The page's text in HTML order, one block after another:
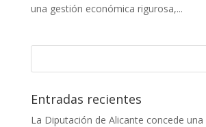
una gestión económica rigurosa,...
Entradas recientes
La Diputación de Alicante concede una